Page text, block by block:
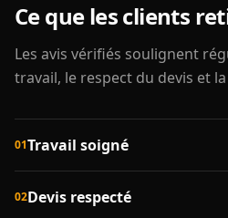
Ce que les clients
Les avis vérifiés soulignent
travail, le respect du devis et
01Travail soigné
02Devis respecté